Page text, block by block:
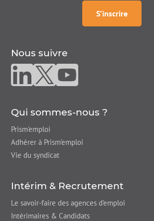
S’inscrire
à lanewsletter
Nous suivre
Nous suivre sur linkedin
Nous suivre sur twitter
Nous suivre sur youtube
Qui sommes-nous ?
Prism'emploi
Adhérer à Prism’emploi
Vie du syndicat
Intérim & Recrutement
Le savoir-faire des agences d’emploi
Intérimaires & Candidats